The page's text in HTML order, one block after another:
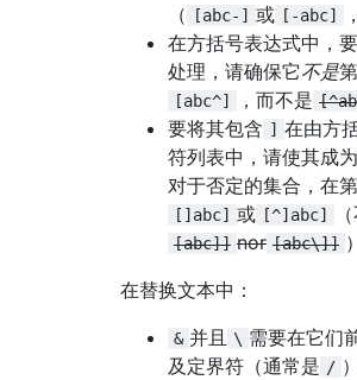
（
[abc-] 或 [-abc]
在方括号表达式中，要
处理，请确保它不是
[abc^] ，而不是
要将其包含 ] 在由方
符列表中，请使其成
对于否定的集合，在
[]abc] 或 [^]abc]
[abc]] nor [abc\]]
在替换文本中：
& 并且 \ 需要在它们
及定界符（通常是 /